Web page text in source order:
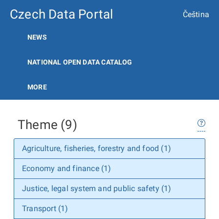
Czech Data Portal Čeština
NEWS
NATIONAL OPEN DATA CATALOG
MORE
Theme (9)
Agriculture, fisheries, forestry and food (1)
Economy and finance (1)
Justice, legal system and public safety (1)
Transport (1)